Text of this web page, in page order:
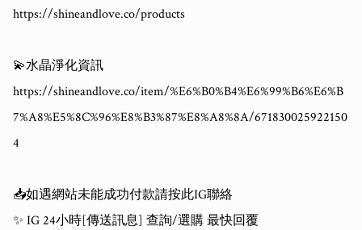
https://shineandlove.co/products
💫水晶淨化資訊
https://shineandlove.co/item/%E6%B0%B4%E6%99%B6%E6%B
7%A8%E5%8C%96%E8%B3%87%E8%A8%8A/671830025922150
4
📥如遇網站未能成功付款請按此IG聯絡
✨ IG 24小時[傳送訊息] 查詢/選購 最快回覆